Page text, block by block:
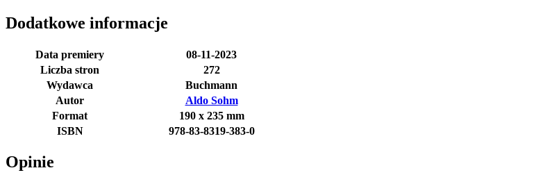
Dodatkowe informacje
Data premiery
08-11-2023
Liczba stron
272
Wydawca
Buchmann
Autor
Aldo Sohm
Format
190 x 235 mm
ISBN
978-83-8319-383-0
Opinie